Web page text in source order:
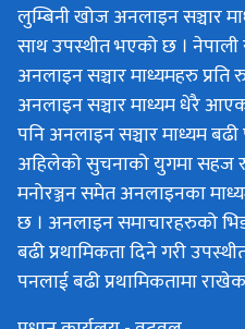
लुम्बिनी खोज अनलाइन सञ्चार
साथ उपस्थीत भएको छ । नेपाली
अनलाइन सञ्चार माध्यमहरु
अनलाइन सञ्चार माध्यम धेरै
पनि अनलाइन सञ्चार माध्यम
अहिलेको सुचनाको युगमा सहज
मनोरञ्जन समेत अनलाइनका
छ । अनलाइन समाचारहरुको
बढी प्रथामिकता दिने गरी
पनलाई बढी प्रथामिकतामा